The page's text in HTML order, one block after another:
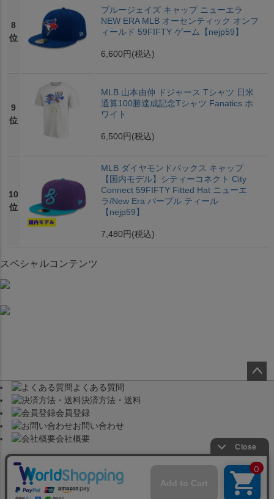
8
位
ブルージェイズ キャップ ニューエラ
NEW ERA MLB オーセンティック オンフ
ィールド 59FIFTY ゲーム【nejp59】
6,600円 (税込)
9
位
MLB 山本由伸 ドジャース Tシャツ 日米
通算100勝達成記念Tシャツ Fanatics ホ
ワイト
6,500円 (税込)
10
位
MLB ダイヤモンドバックス キャップ
【国内モデル】シティーコネクト City
Connect 59FIFTY Fitted Hat ニューエ
ラ/New Era パープル ティール
【nejp59】
7,480円 (税込)
スペシャルコンテンツ
よくある質問
決済方法・送料
会員登録
お問い合わせ
会社概要